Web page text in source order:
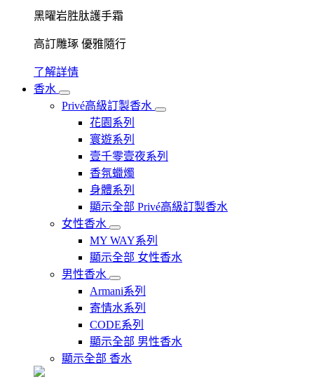
黑曜岩胜肽護手霜
高訂雕琢 優雅隨行
了解詳情
香水
Privé高級訂製香水
花園系列
寰遊系列
壹千零壹夜系列
香氛蠟燭
身體系列
顯示全部 Privé高級訂製香水
女性香水
MY WAY系列
顯示全部 女性香水
男性香水
Armani系列
寄情水系列
CODE系列
顯示全部 男性香水
顯示全部 香水